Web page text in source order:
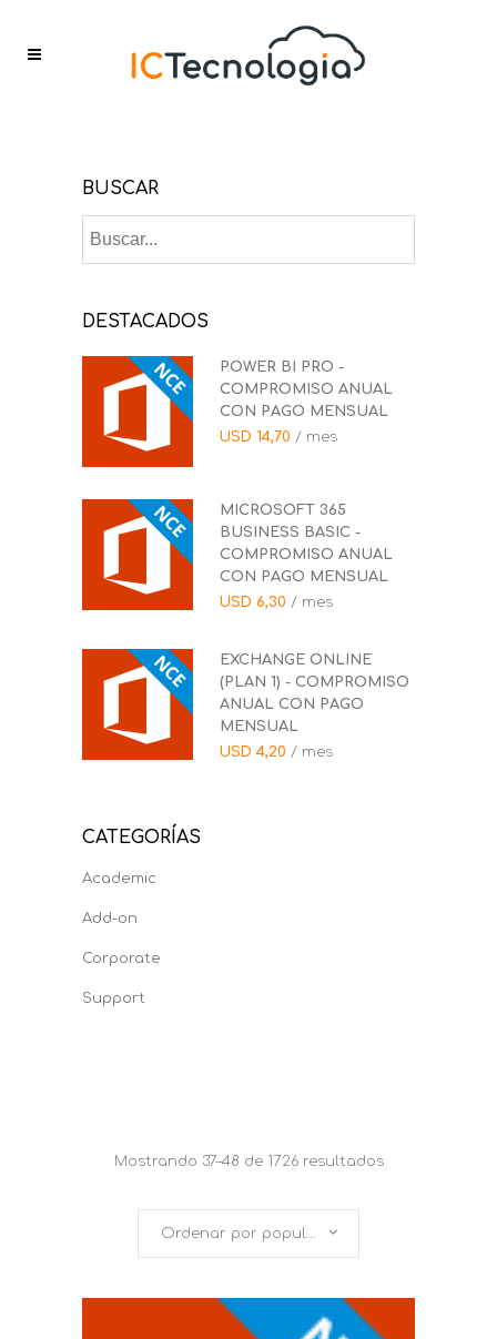
BUSCAR
DESTACADOS
POWER BI PRO -
COMPROMISO ANUAL
CON PAGO MENSUAL
USD 14,70 / mes
MICROSOFT 365
BUSINESS BASIC -
COMPROMISO ANUAL
CON PAGO MENSUAL
USD 6,30 / mes
EXCHANGE ONLINE
(PLAN 1) - COMPROMISO
ANUAL CON PAGO
MENSUAL
USD4,20 / mes
CATEGORÍAS
Academic
Add-on
Corporate
Support
Mostrando 37–48 de 1726 resultados
Ordenar por popularidad